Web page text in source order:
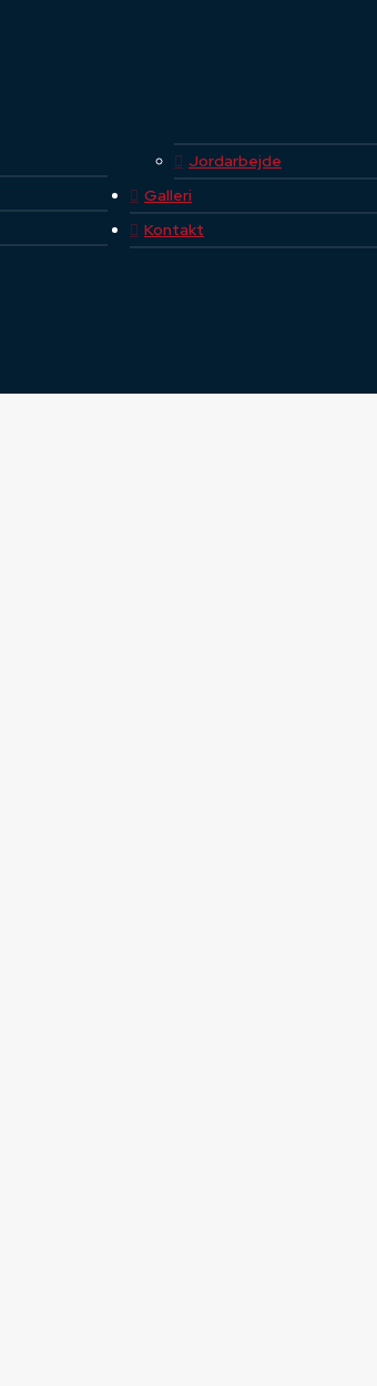
Jordarbejde
Galleri
Kontakt